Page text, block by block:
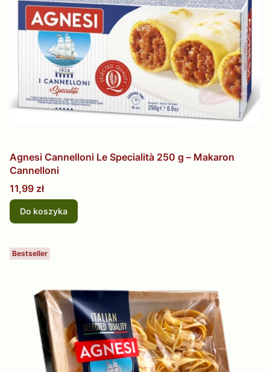
Agnesi Cannelloni Le Specialità 250 g – Makaron
Cannelloni
Cena
11,99 zł
Do koszyka
Bestseller